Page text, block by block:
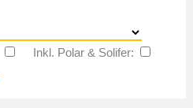
Inkl. Polar & Solifer: